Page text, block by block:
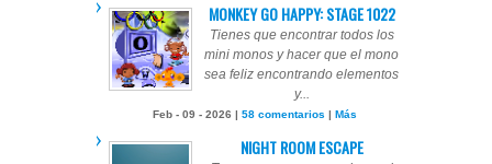
MONKEY GO HAPPY: STAGE 1022
Tienes que encontrar todos los
mini monos y hacer que el mono
sea feliz encontrando elementos
y...
Feb - 09 - 2026 | 58 comentarios | Más
NIGHT ROOM ESCAPE